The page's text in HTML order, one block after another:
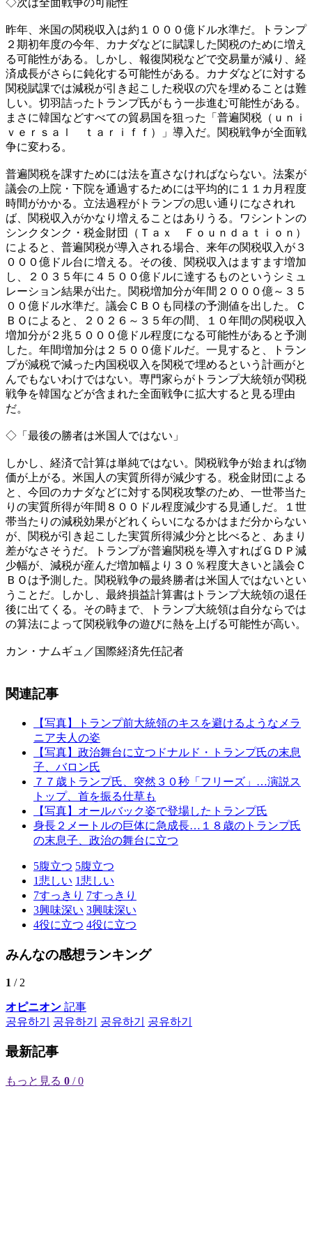
◇次は全面戦争の可能性
昨年、米国の関税収入は約１０００億ドル水準だ。トランプ
２期初年度の今年、カナダなどに賦課した関税のために増え
る可能性がある。しかし、報復関税などで交易量が減り、経
済成長がさらに鈍化する可能性がある。カナダなどに対する
関税賦課では減税が引き起こした税収の穴を埋めることは難
しい。切羽詰ったトランプ氏がもう一歩進む可能性がある。
まさに韓国などすべての貿易国を狙った「普遍関税（ｕｎｉ
ｖｅｒｓａｌ ｔａｒｉｆｆ）」導入だ。関税戦争が全面戦
争に変わる。
普遍関税を課すためには法を直さなければならない。法案が
議会の上院・下院を通過するためには平均的に１１カ月程度
時間がかかる。立法過程がトランプの思い通りになされれ
ば、関税収入がかなり増えることはありうる。ワシントンの
シンクタンク・税金財団（Ｔａｘ Ｆｏｕｎｄａｔｉｏｎ）
によると、普遍関税が導入される場合、来年の関税収入が３
０００億ドル台に増える。その後、関税収入はますます増加
し、２０３５年に４５００億ドルに達するものというシミュ
レーション結果が出た。関税増加分が年間２０００億～３５
００億ドル水準だ。議会ＣＢＯも同様の予測値を出した。Ｃ
ＢＯによると、２０２６～３５年の間、１０年間の関税収入
増加分が２兆５０００億ドル程度になる可能性があると予測
した。年間増加分は２５００億ドルだ。一見すると、トラン
プが減税で減った内国税収入を関税で埋めるという計画がと
んでもないわけではない。専門家らがトランプ大統領が関税
戦争を韓国などが含まれた全面戦争に拡大すると見る理由
だ。
◇「最後の勝者は米国人ではない」
しかし、経済で計算は単純ではない。関税戦争が始まれば物
価が上がる。米国人の実質所得が減少する。税金財団による
と、今回のカナダなどに対する関税攻撃のため、一世帯当た
りの実質所得が年間８００ドル程度減少する見通しだ。１世
帯当たりの減税効果がどれくらいになるかはまだ分からない
が、関税が引き起こした実質所得減少分と比べると、あまり
差がなさそうだ。トランプが普遍関税を導入すればＧＤＰ減
少幅が、減税が産んだ増加幅より３０％程度大きいと議会Ｃ
ＢＯは予測した。関税戦争の最終勝者は米国人ではないとい
うことだ。しかし、最終損益計算書はトランプ大統領の退任
後に出てくる。その時まで、トランプ大統領は自分ならでは
の算法によって関税戦争の遊びに熱を上げる可能性が高い。
カン・ナムギュ／国際経済先任記者
関連記事
【写真】トランプ前大統領のキスを避けるようなメラ
ニア夫人の姿
【写真】政治舞台に立つドナルド・トランプ氏の末息
子、バロン氏
７７歳トランプ氏、突然３０秒「フリーズ」…演説ス
トップ、首を振る仕草も
【写真】オールバック姿で登場したトランプ氏
身長２メートルの巨体に急成長…１８歳のトランプ氏
の末息子、政治の舞台に立つ
5腹立つ 5腹立つ
1悲しい 1悲しい
7すっきり 7すっきり
3興味深い 3興味深い
4役に立つ 4役に立つ
みんなの感想ランキング
1 / 2
オピニオン 記事
공유하기
공유하기 공유하기 공유하기
最新記事
もっと見る 0 / 0